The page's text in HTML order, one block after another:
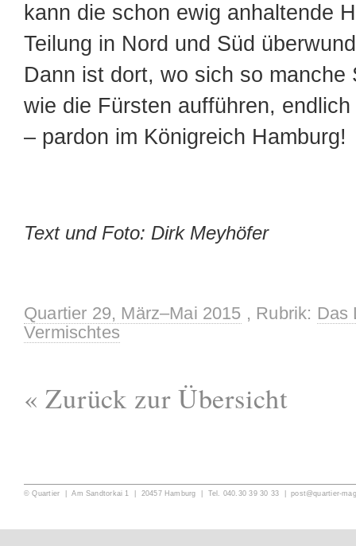
kann die schon ewig anhaltende
Teilung in Nord und Süd
Dann ist dort, wo sich so manche
wie die Fürsten aufführen,
– pardon im Königreich Hamburg!
Text und Foto: Dirk Meyhöfer
Quartier 29, März–Mai 2015 , Rubrik: Das
Vermischtes
« Zurück zur Übersicht
© Quartier | Am Sandtorkai 1 | 20457 Hamburg | Tel. 040.30 39 30 33 |post@quartier-